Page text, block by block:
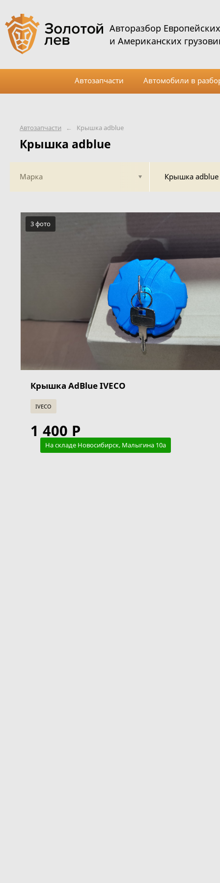
Автозапчасти ← Крышка adblue
Крышка adblue
Марка Крышка adblue
3 фото
Крышка AdBlue IVECO
IVECO
1 400 Р
На складе Новосибирск, Малыгина 10а
Авторазбор Европейских
и Американских
Автозапчасти Автомобили в